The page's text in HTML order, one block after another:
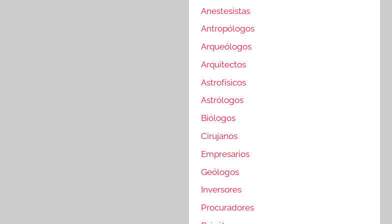
Anestesistas
Antropólogos
Arqueólogos
Arquitectos
Astrofísicos
Astrólogos
Biólogos
Cirujanos
Empresarios
Geólogos
Inversores
Procuradores